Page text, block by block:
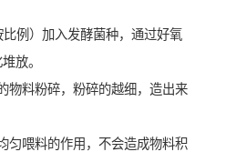
例）加入发酵菌种，通过好氧
放。
物料粉碎，粉碎的越细，造出来
匀喂料的作用，不会造成物料积